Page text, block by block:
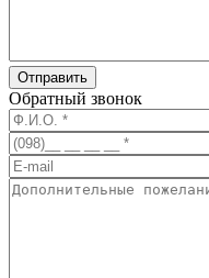
Обратный звонок